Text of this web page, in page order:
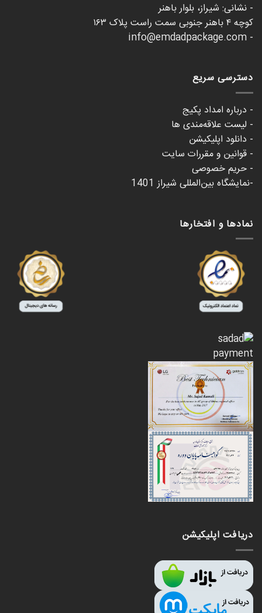
- نشانی: شیراز، بلوار باهنر
کوچه ۴ باهنر جنوبی سمت راست پلاک ۱۶۳
- info@emdadpackage.com
دسترسی سریع
- درباره امداد پکیج
- لیست علاقه‌مندی ها
- دانلود اپلیکیشن
- قوانین و مقررات سایت
- حریم خصوصی
-نمایشگاه بین‌المللی شیراز 1401
نمادها و افتخارها
دریافت اپلیکیشن